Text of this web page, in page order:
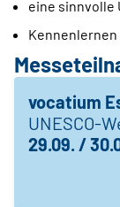
eine sinnvolle
Kennenlernen
vocatium
UNESCO-
29.09. /